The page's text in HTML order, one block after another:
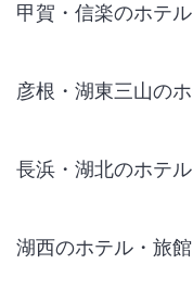
甲賀・信楽のホテ
彦根・湖東三山の
長浜・湖北のホテ
湖西のホテル・旅